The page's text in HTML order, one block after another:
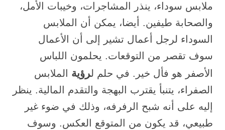
ملابس سوداء، ينذر المشاجرات، وخيبات الأمل،
والصحابة طيفين. أيضا، يمكن أن الملابس
السوداء لرجل أعمال تشير إلى أن الأعمال
سوف تقصر من التوقعات. يحلمون اللباس
الأصفر هو فأل خير. في حلم لرؤية الملابس
الصفراء، يتنبأ يقترب البهجة والتقدم المالية. ينظر
إليه على أنه شبح الرفرفه، وذلك في ضوء غير
طبيعي، قد يكون من المتوقع العكس. وسوف